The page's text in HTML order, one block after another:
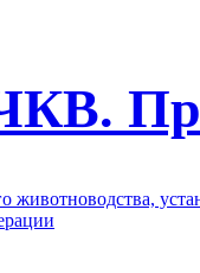
животноводства,